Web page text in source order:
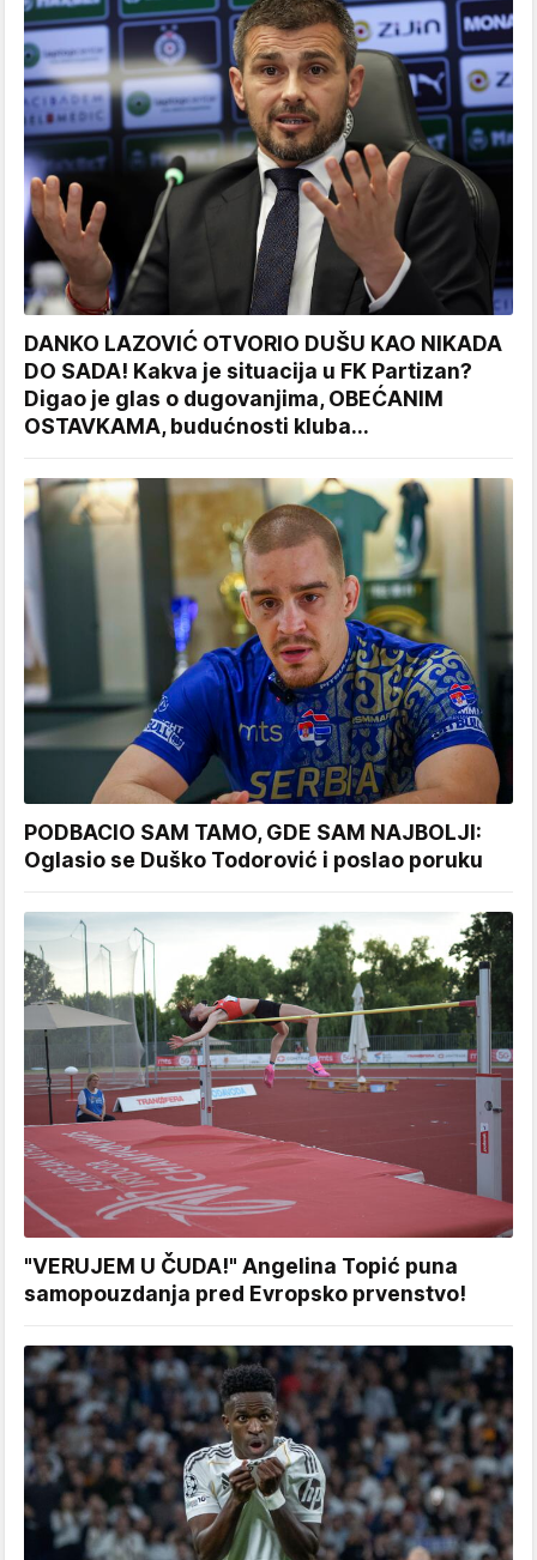
DANKO LAZOVIĆ OTVORIO DUŠU KAO NIKADA
DO SADA! Kakva je situacija u FK Partizan?
Digao je glas o dugovanjima, OBEĆANIM
OSTAVKAMA, budućnosti kluba...
PODBACIO SAM TAMO, GDE SAM NAJBOLJI:
Oglasio se Duško Todorović i poslao poruku
"VERUJEM U ČUDA!" Angelina Topić puna
samopouzdanja pred Evropsko prvenstvo!